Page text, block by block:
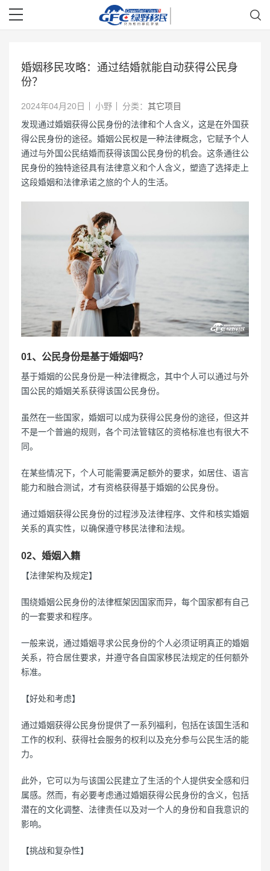
婚姻移民攻略：通过结婚就能自动获得公民身
份？
2024年04月20日 小野 分类： 其它项目
发现通过婚姻获得公民身份的法律和个人含义，这是在外国获
得公民身份的途径。婚姻公民权是一种法律概念，它赋予个人
通过与外国公民结婚而获得该国公民身份的机会。这条通往公
民身份的独特途径具有法律意义和个人含义，塑造了选择走上
这段婚姻和法律承诺之旅的个人的生活。
01、公民身份是基于婚姻吗？
基于婚姻的公民身份是一种法律概念，其中个人可以通过与外
国公民的婚姻关系获得该国公民身份。
虽然在一些国家，婚姻可以成为获得公民身份的途径，但这并
不是一个普遍的规则，各个司法管辖区的资格标准也有很大不
同。
在某些情况下，个人可能需要满足额外的要求，如居住、语言
能力和融合测试，才有资格获得基于婚姻的公民身份。
通过婚姻获得公民身份的过程涉及法律程序、文件和核实婚姻
关系的真实性，以确保遵守移民法律和法规。
02、婚姻入籍
【法律架构及规定】
围绕婚姻公民身份的法律框架因国家而异，每个国家都有自己
的一套要求和程序。
一般来说，通过婚姻寻求公民身份的个人必须证明真正的婚姻
关系，符合居住要求，并遵守各自国家移民法规定的任何额外
标准。
【好处和考虑】
通过婚姻获得公民身份提供了一系列福利，包括在该国生活和
工作的权利、获得社会服务的权利以及充分参与公民生活的能
力。
此外，它可以为与该国公民建立了生活的个人提供安全感和归
属感。然而，有必要考虑通过婚姻获得公民身份的含义，包括
潜在的文化调整、法律责任以及对一个人的身份和自我意识的
影响。
【挑战和复杂性】